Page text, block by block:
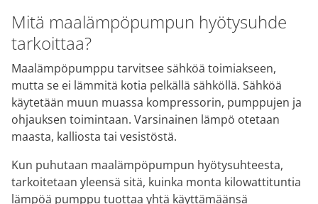
Mitä maalämpöpumpun hyötysuhde
tarkoittaa?
Maalämpöpumppu tarvitsee sähköä toimiakseen,
mutta se ei lämmitä kotia pelkällä sähköllä. Sähköä
käytetään muun muassa kompressorin, pumppujen ja
ohjauksen toimintaan. Varsinainen lämpö otetaan
maasta, kalliosta tai vesistöstä.
Kun puhutaan maalämpöpumpun hyötysuhteesta,
tarkoitetaan yleensä sitä, kuinka monta kilowattituntia
lämpöä pumppu tuottaa yhtä käyttämäänsä